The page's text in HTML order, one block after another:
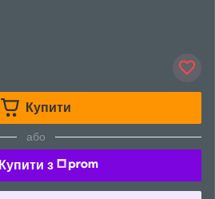
Купити
або
Купити з